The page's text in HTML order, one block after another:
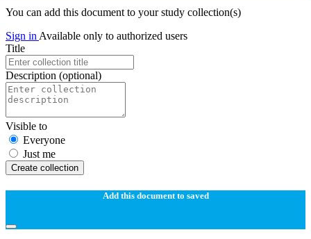
You can add this document to your study collection(s)
Sign in Available only to authorized users
Title
Description (optional)
Visible to
Everyone
Just me
Create collection
Add this document to saved